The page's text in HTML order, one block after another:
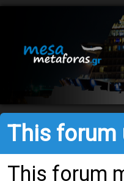
This forum
This forum